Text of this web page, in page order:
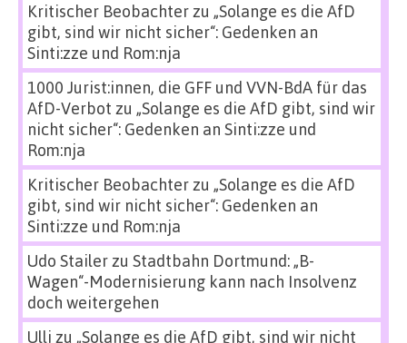
Kritischer Beobachterzu „Solange es die AfD
gibt, sind wir nicht sicher“: Gedenken an
Sinti:zze und Rom:nja
1000 Jurist:innen, die GFF und VVN-BdA für das
AfD-Verbot zu „Solange es die AfD gibt, sind wir
nicht sicher“: Gedenken an Sinti:zze und
Rom:nja
Kritischer Beobachterzu „Solange es die AfD
gibt, sind wir nicht sicher“: Gedenken an
Sinti:zze und Rom:nja
Udo Stailerzu Stadtbahn Dortmund: „B-
Wagen“-Modernisierung kann nach Insolvenz
doch weitergehen
Ulli zu „Solange es die AfD gibt, sind wir nicht